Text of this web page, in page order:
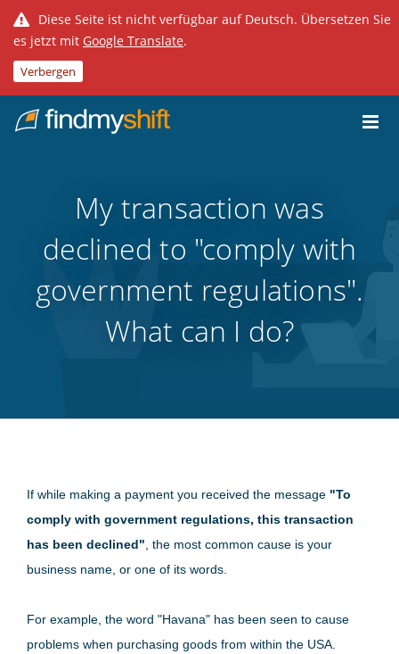
Diese Seite ist nicht verfügbar auf Deutsch. Übersetzen Sie
es jetzt mit Google Translate.
Verbergen
Home
My transaction was
declined to "comply with
government regulations".
What can I do?
If while making a payment you received the message "To
comply with government regulations, this transaction
has been declined" , the most common cause is your
business name, or one of its words.
For example, the word "Havana" has been seen to cause
problems when purchasing goods from within the USA.